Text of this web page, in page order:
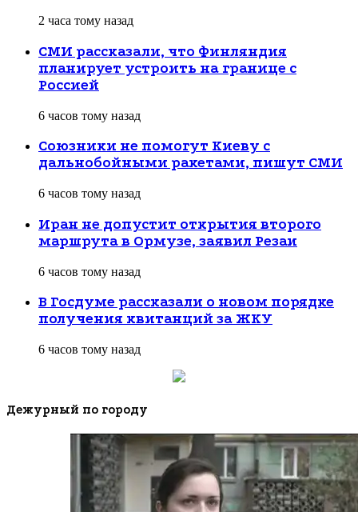
2 часа тому назад
СМИ рассказали, что Финляндия
планирует устроить на границе с
Россией
6 часов тому назад
Союзники не помогут Киеву с
дальнобойными ракетами, пишут СМИ
6 часов тому назад
Иран не допустит открытия второго
маршрута в Ормузе, заявил Резаи
6 часов тому назад
В Госдуме рассказали о новом порядке
получения квитанций за ЖКУ
6 часов тому назад
Дежурный по городу